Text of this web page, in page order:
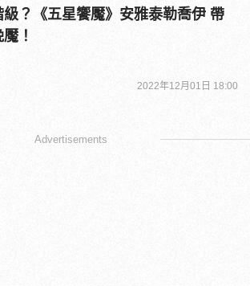
？《五星饗魘》安雅泰勒喬伊 帶
！
2022年12月01日 18:00
Advertisements